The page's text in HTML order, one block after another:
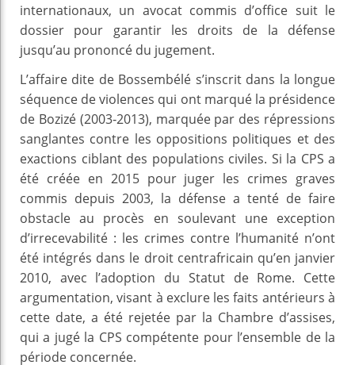
internationaux, un avocat commis d’office suit le
dossier pour garantir les droits de la défense
jusqu’au prononcé du jugement.
L’affaire dite de Bossembélé s’inscrit dans la longue
séquence de violences qui ont marqué la présidence
de Bozizé (2003‑2013), marquée par des répressions
sanglantes contre les oppositions politiques et des
exactions ciblant des populations civiles. Si la CPS a
été créée en 2015 pour juger les crimes graves
commis depuis 2003, la défense a tenté de faire
obstacle au procès en soulevant une exception
d’irrecevabilité : les crimes contre l’humanité n’ont
été intégrés dans le droit centrafricain qu’en janvier
2010, avec l’adoption du Statut de Rome. Cette
argumentation, visant à exclure les faits antérieurs à
cette date, a été rejetée par la Chambre d’assises,
qui a jugé la CPS compétente pour l’ensemble de la
période concernée.